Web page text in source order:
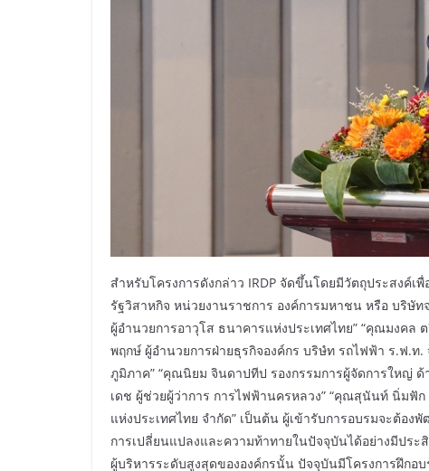
สำหรับโครงการดังกล่าว IRDP จัดขึ้นโดยมีวัตถุประสงค์เ
รัฐวิสาหกิจ หน่วยงานราชการ องค์การมหาชน หรือ บริษั
ผู้อำนวยการอาวุโส ธนาคารแห่งประเทศไทย” “คุณมงค
พฤกษ์ ผู้อำนวยการฝ่ายธุรกิจองค์กร บริษํท รถไฟฟ้า ร.ฟ.
ภูมิภาค” “คุณนิยม จินดาปทีป รองกรรมการผู้จัดการใหญ่
เดช ผู้ช่วยผู้ว่าการ การไฟฟ้านครหลวง” “คุณสุนันท์ นิ่มฟั
แห่งประเทศไทย จำกัด” เป็นต้น ผู้เข้ารับการอบรมจะต้อ
การเปลี่ยนแปลงและความท้าทายในปัจจุบันได้อย่างมีปร
ผู้บริหารระดับสูงสุดขององค์กรนั้น ปัจจุบันมีโครงการฝึกอ